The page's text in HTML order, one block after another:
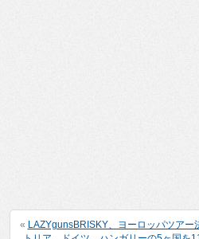
« LAZYgunsBRISKY、ヨーロッパツアー